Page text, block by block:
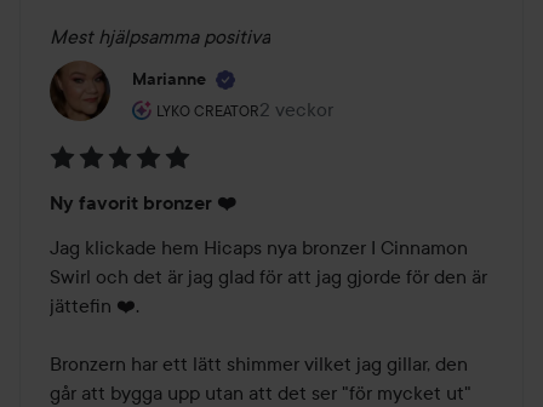
Mest hjälpsamma positiva
Marianne
LYKO CREATOR
Användarens roll: Lyko Creator.
2 veckor
Inlägget skapades 2 veckor
5
av
5
Ny favorit bronzer ❤️
Jag klickade hem Hicaps nya bronzer I Cinnamon
Swirl och det är jag glad för att jag gjorde för den är
jättefin ❤️.
Bronzern har ett lätt shimmer vilket jag gillar, den
går att bygga upp utan att det ser "för mycket ut"